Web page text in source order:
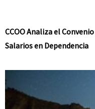
CCOO Analiza el
Salarios en Dependencia